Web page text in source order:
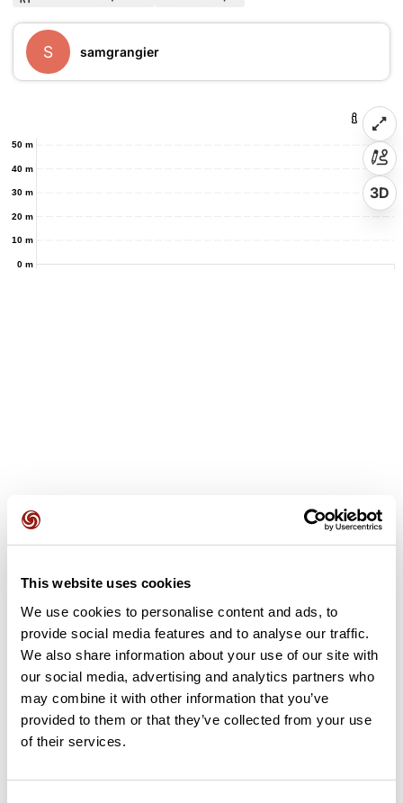
This website uses cookies
We use cookies to personalise content and ads, to
provide social media features and to analyse our traffic.
We also share information about your use of our site with
our social media, advertising and analytics partners who
may combine it with other information that you’ve
provided to them or that they’ve collected from your use
of their services.
S samgrangier
0 m
10 m
20 m
30 m
40 m
50 m
3D
Soyez le premier à ajouter un avis !
Ajouter un avis
Résumé